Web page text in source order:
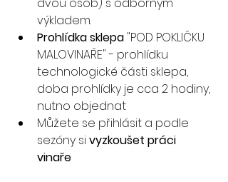
výkladem.
Prohlídka sklepa "POD POKLIČKU
MALOVINAŘE" - prohlídku
technologické části sklepa,
doba prohlídky je cca 2 hodiny,
nutno objednat
Můžete se přihlásit a podle
sezóny si vyzkoušet práci
vinaře